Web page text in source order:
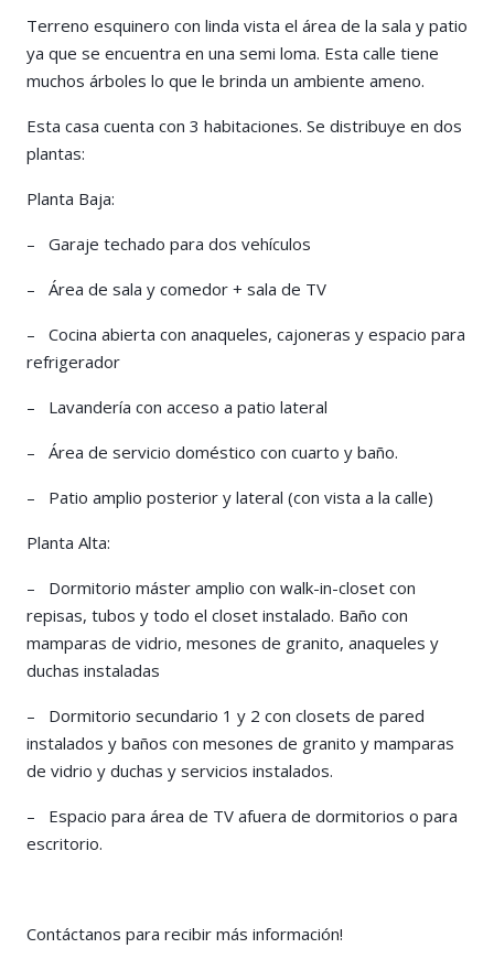
Terreno esquinero con linda vista el área de la sala y patio
ya que se encuentra en una semi loma. Esta calle tiene
muchos árboles lo que le brinda un ambiente ameno.
Esta casa cuenta con 3 habitaciones. Se distribuye en dos
plantas:
Planta Baja:
– Garaje techado para dos vehículos
– Área de sala y comedor + sala de TV
– Cocina abierta con anaqueles, cajoneras y espacio para
refrigerador
– Lavandería con acceso a patio lateral
– Área de servicio doméstico con cuarto y baño.
– Patio amplio posterior y lateral (con vista a la calle)
Planta Alta:
– Dormitorio máster amplio con walk-in-closet con
repisas, tubos y todo el closet instalado. Baño con
mamparas de vidrio, mesones de granito, anaqueles y
duchas instaladas
– Dormitorio secundario 1 y 2 con closets de pared
instalados y baños con mesones de granito y mamparas
de vidrio y duchas y servicios instalados.
– Espacio para área de TV afuera de dormitorios o para
escritorio.
Contáctanos para recibir más información!